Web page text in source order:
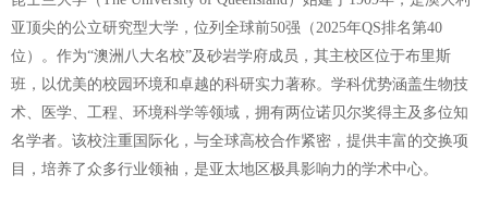
亚顶尖的公立研究型大学，位列全球前50强（2025年QS排名第40
位）。作为“澳洲八大名校”及砂岩学府成员，其主校区位于布里斯
班，以优美的校园环境和卓越的科研实力著称。学科优势涵盖生物技
术、医学、工程、环境科学等领域，拥有两位诺贝尔奖得主及多位知
名学者。该校注重国际化，与全球高校合作紧密，提供丰富的交换项
目，培养了众多行业领袖，是亚太地区极具影响力的学术中心。